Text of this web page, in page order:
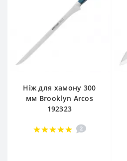
Ніж для хамону 300
мм Brooklyn Arcos
192323
2